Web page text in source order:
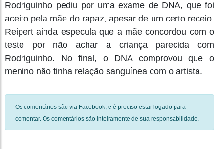
Rodriguinho pediu por uma exame de DNA, que foi
aceito pela mãe do rapaz, apesar de um certo receio.
Reipert ainda especula que a mãe concordou com o
teste por não achar a criança parecida com
Rodriguinho. No final, o DNA comprovou que o
menino não tinha relação sanguínea com o artista.
Os comentários são via Facebook, e é preciso estar logado para
comentar. Os comentários são inteiramente de sua responsabilidade.